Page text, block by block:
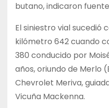
butano, indicaron
El siniestro vial sucedió
kilómetro 642 cuando
380 conducido por
años, oriundo de Merlo
Chevrolet Meriva,
Vicuña Mackenna.